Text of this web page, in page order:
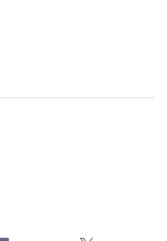
sig kvar.
från mono (lägre
signalen med
en rymligare,
ikonen för